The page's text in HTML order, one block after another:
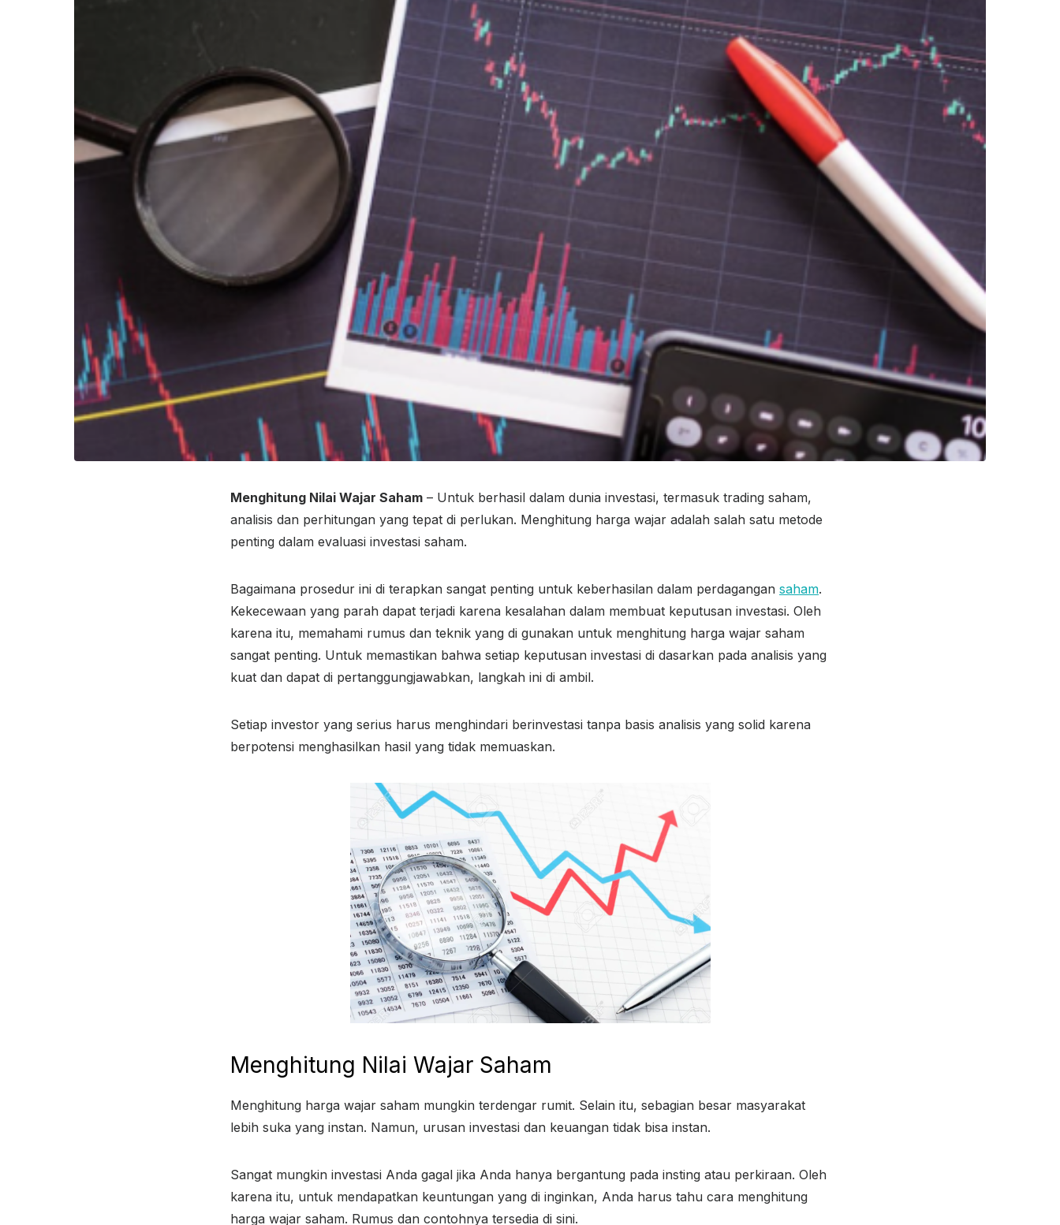
Menghitung Nilai Wajar Saham – Untuk berhasil dalam dunia investasi, termasuk trading saham,
analisis dan perhitungan yang tepat di perlukan. Menghitung harga wajar adalah salah satu metode
penting dalam evaluasi investasi saham.
Bagaimana prosedur ini di terapkan sangat penting untuk keberhasilan dalam perdagangan saham.
Kekecewaan yang parah dapat terjadi karena kesalahan dalam membuat keputusan investasi. Oleh
karena itu, memahami rumus dan teknik yang di gunakan untuk menghitung harga wajar saham
sangat penting. Untuk memastikan bahwa setiap keputusan investasi di dasarkan pada analisis yang
kuat dan dapat di pertanggungjawabkan, langkah ini di ambil.
Setiap investor yang serius harus menghindari berinvestasi tanpa basis analisis yang solid karena
berpotensi menghasilkan hasil yang tidak memuaskan.
Menghitung Nilai Wajar Saham
Menghitung harga wajar saham mungkin terdengar rumit. Selain itu, sebagian besar masyarakat
lebih suka yang instan. Namun, urusan investasi dan keuangan tidak bisa instan.
Sangat mungkin investasi Anda gagal jika Anda hanya bergantung pada insting atau perkiraan. Oleh
karena itu, untuk mendapatkan keuntungan yang di inginkan, Anda harus tahu cara menghitung
harga wajar saham. Rumus dan contohnya tersedia di sini.